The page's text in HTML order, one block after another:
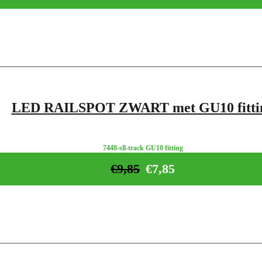
LED RAILSPOT ZWART met GU10
7448-sll-track GU10 fitting
€7,85
€9,85